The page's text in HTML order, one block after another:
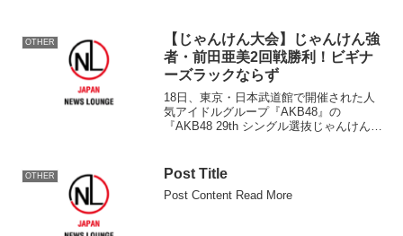
を刺激する“エモーショナルホテル”」を
コ...
OTHER
【じゃんけん大会】じゃんけん強
者・前田亜美2回戦勝利！ビギナ
ーズラックならず
18日、東京・日本武道館で開催された人
気アイドルグループ『AKB48』の
『AKB48 29th シングル選抜じゃんけん大
（16、所属チーム未定）が対戦し、あー
OTHER Post Title
Post Content Read More